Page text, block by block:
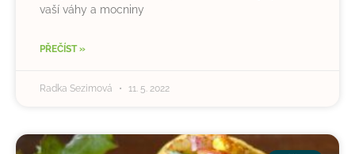
vaší váhy a mocniny
PŘEČÍST »
Radka Sezimová 11. 5. 2022